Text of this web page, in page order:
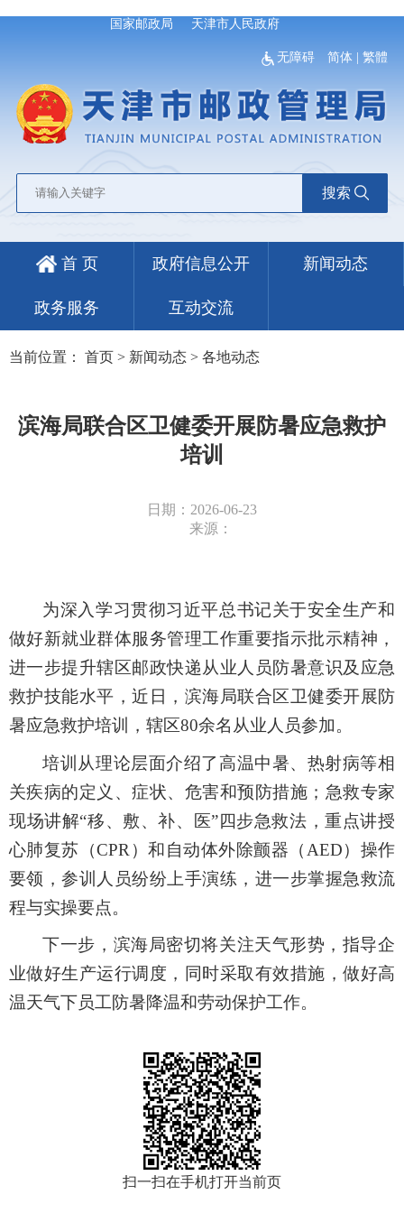
国家邮政局 天津市人民政府
无障碍 简体 |繁體
搜索
首 页 政府信息公开 新闻动态
政务服务 互动交流
当前位置： 首页 > 新闻动态 > 各地动态
滨海局联合区卫健委开展防暑应急救护
培训
日期：2026-06-23
来源：
为深入学习贯彻习近平总书记关于安全生产和
做好新就业群体服务管理工作重要指示批示精神，
进一步提升辖区邮政快递从业人员防暑意识及应急
救护技能水平，近日，滨海局联合区卫健委开展防
暑应急救护培训，辖区80余名从业人员参加。
培训从理论层面介绍了高温中暑、热射病等相
关疾病的定义、症状、危害和预防措施；急救专家
现场讲解“移、敷、补、医”四步急救法，重点讲授
心肺复苏（CPR）和自动体外除颤器 （ AED）操作
要领 ，参训人员纷纷上手演练 ， 进一步掌握急救流
程与实操要点。
下一步，滨海局密切将关注天气形势，指导企
业做好生产运行调度，同时采取有效措施，做好高
温天气下员工防暑降温和劳动保护工作。
扫一扫在手机打开当前页